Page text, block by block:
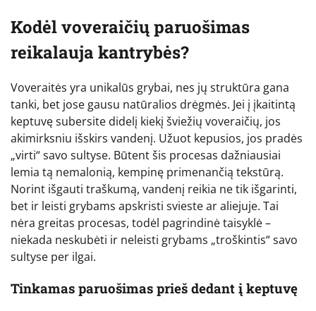
Kodėl voveraičių paruošimas
reikalauja kantrybės?
Voveraitės yra unikalūs grybai, nes jų struktūra gana
tanki, bet jose gausu natūralios drėgmės. Jei į įkaitintą
keptuvę subersite didelį kiekį šviežių voveraičių, jos
akimirksniu išskirs vandenį. Užuot kepusios, jos pradės
„virti“ savo sultyse. Būtent šis procesas dažniausiai
lemia tą nemalonią, kempinę primenančią tekstūrą.
Norint išgauti traškumą, vandenį reikia ne tik išgarinti,
bet ir leisti grybams apskristi svieste ar aliejuje. Tai
nėra greitas procesas, todėl pagrindinė taisyklė –
niekada neskubėti ir neleisti grybams „troškintis“ savo
sultyse per ilgai.
Tinkamas paruošimas prieš dedant į keptuvę